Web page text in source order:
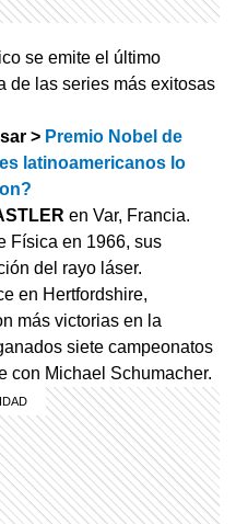
se emite el último
de las series más exitosas
> Premio Nobel de
latinoamericanos lo
en Var, Francia.
Física en 1966, sus
del rayo láser.
en Hertfordshire,
más victorias en la
siete campeonatos
con Michael Schumacher.